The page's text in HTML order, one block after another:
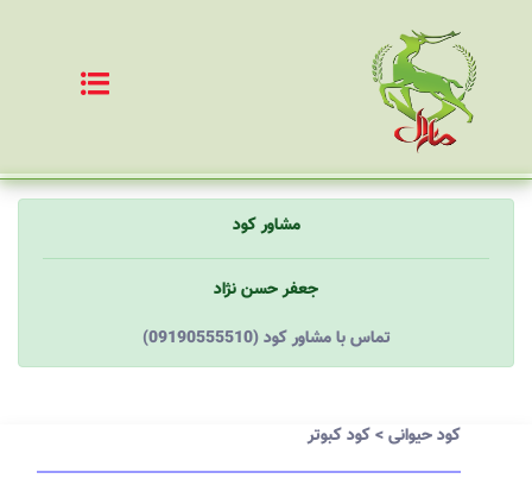
مشاور کود
جعفر حسن نژاد
(09190555510) تماس با مشاور کود
کود حیوانی>کود کبوتر